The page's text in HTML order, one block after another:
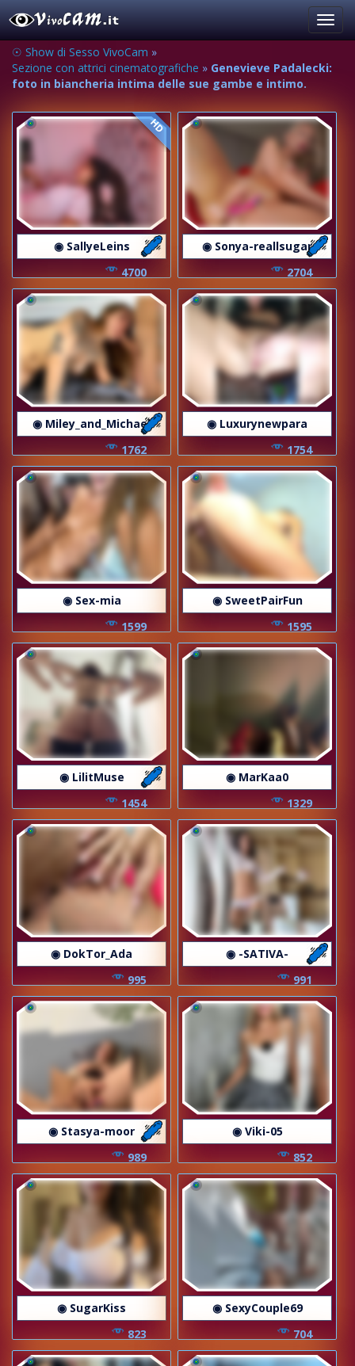
☉ Show di Sesso VivoCam »
Sezione con attrici cinematografiche » Genevieve Padalecki:
foto in biancheria intima delle sue gambe e intimo.
HD
◉ SallyeLeins
4700
◉ Sonya-reallsugar
2704
◉ Miley_and_Michael
1762
◉ Luxurynewpara
1754
◉ Sex-mia
1599
◉ SweetPairFun
1595
◉ LilitMuse
1454
◉ MarKaa0
1329
◉ DokTor_Ada
995
◉ -SATIVA-
991
◉ Stasya-moor
989
◉ Viki-05
852
◉ SugarKiss
823
◉ SexyCouple69
704